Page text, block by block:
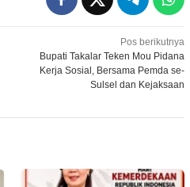
Pos berikutnya
Bupati Takalar Teken Mou Pidana
Kerja Sosial, Bersama Pemda se-
Sulsel dan Kejaksaan